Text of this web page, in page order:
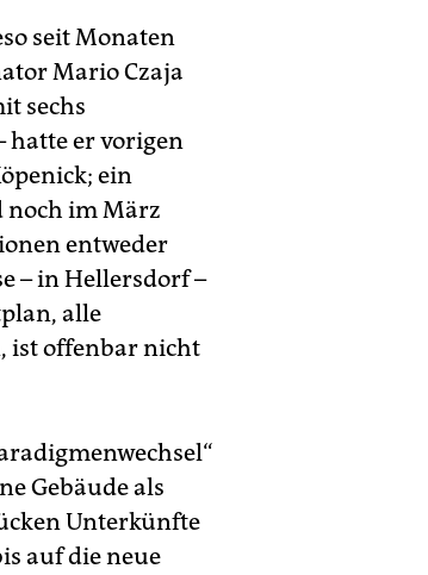
seit Monaten
Mario Czaja
sechs
hatte er vorigen
ein
noch im März
entweder
– in Hellersdorf –
alle
ist offenbar nicht
Gebäude als
Unterkünfte
auf die neue